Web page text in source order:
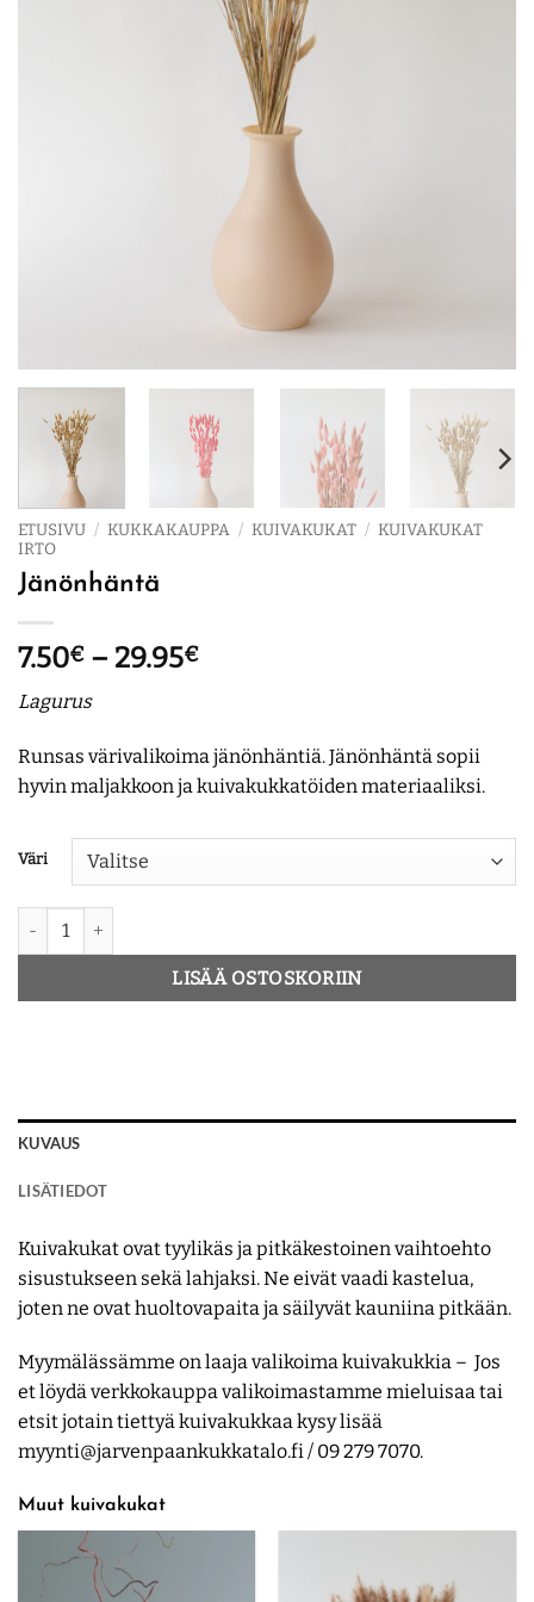
ETUSIVU / KUKKAKAUPPA / KUIVAKUKAT / KUIVAKUKAT
IRTO
Jänönhäntä
7.50€ – 29.95€Hintaluokka:
29.95€
Lagurus
Runsas värivalikoima jänönhäntiä. Jänönhäntä sopii
hyvin maljakkoon ja kuivakukkatöiden materiaaliksi.
Väri
Jänönhäntä määrä
LISÄÄ OSTOSKORIIN
KUVAUS
LISÄTIEDOT
Kuivakukat ovat tyylikäs ja pitkäkestoinen vaihtoehto
sisustukseen sekä lahjaksi. Ne eivät vaadi kastelua,
joten ne ovat huoltovapaita ja säilyvät kauniina pitkään.
Myymälässämme on laaja valikoima kuivakukkia – Jos
et löydä verkkokauppa valikoimastamme mieluisaa tai
etsit jotain tiettyä kuivakukkaa kysy lisää
myynti@jarvenpaankukkatalo.fi / 09 279 7070.
Muut kuivakukat